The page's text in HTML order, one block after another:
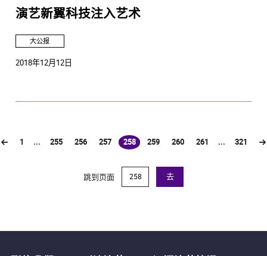
演艺新翼科技注入艺术
大公报
2018年12月12日
1 ... 255 256 257 258
(current)259 260 261 ... 321
跳到页面 去